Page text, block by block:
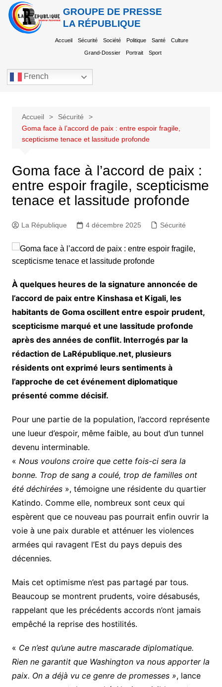
GROUPE DE PRESSE
LA RÉPUBLIQUE
Accueil Sécurité Société Politique Santé Culture
Grand-Dossier Portrait Sport
French
Accueil
Sécurité
Goma face à l’accord de paix : entre espoir fragile,
scepticisme tenace et lassitude profonde
Goma face à l’accord de paix :
entre espoir fragile, scepticisme
tenace et lassitude profonde
La République 4 décembre 2025 Sécurité
À quelques heures de la signature annoncée de
l’accord de paix entre Kinshasa et Kigali, les
habitants de Goma oscillent entre espoir prudent,
scepticisme marqué et une lassitude profonde
après des années de conflit. Interrogés par la
rédaction de LaRépublique.net, plusieurs
résidents ont exprimé leurs sentiments à
l’approche de cet événement diplomatique
présenté comme décisif.
Pour une partie de la population, l’accord représente
une lueur d’espoir, même faible, au bout d’un tunnel
devenu interminable.
« Nous voulons croire que cette fois-ci sera la
bonne. Trop de sang a coulé, trop de familles ont
été déchirées », témoigne une résidente du quartier
Katindo. Comme elle, nombreux sont ceux qui
espèrent que ce nouveau pas pourrait enfin ouvrir la
voie à une paix durable et atténuer les violences
armées qui ravagent l’Est du pays depuis des
décennies.
Mais cet optimisme n’est pas partagé par tous.
Beaucoup se montrent prudents, voire désabusés,
rappelant que les précédents accords n’ont jamais
empêché la reprise des hostilités.
« Ce n’est qu’une autre mascarade diplomatique.
Rien ne garantit que Washington va nous apporter la
paix. On a déjà vu ce genre de promesses », lance